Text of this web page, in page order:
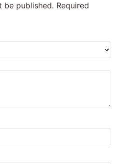
be published. Required